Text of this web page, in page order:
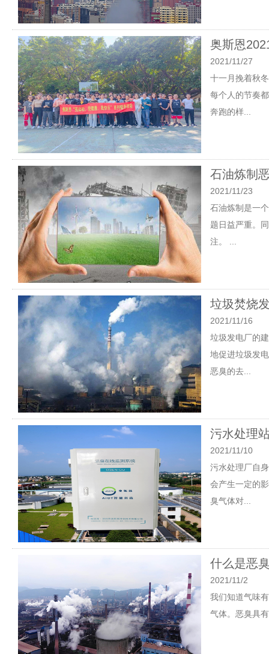
奥斯恩
2021/11/27
十一月挽着秋
每个人的节奏
奔跑的样...
石油炼制
2021/11/23
石油炼制是一
题日益严重。
注。 ...
垃圾焚烧
2021/11/16
垃圾发电厂的
地促进垃圾发
恶臭的去...
污水处理
2021/11/10
污水处理厂自
会产生一定的
臭气体对...
什么是恶
2021/11/2
我们知道气味
气体。恶臭具